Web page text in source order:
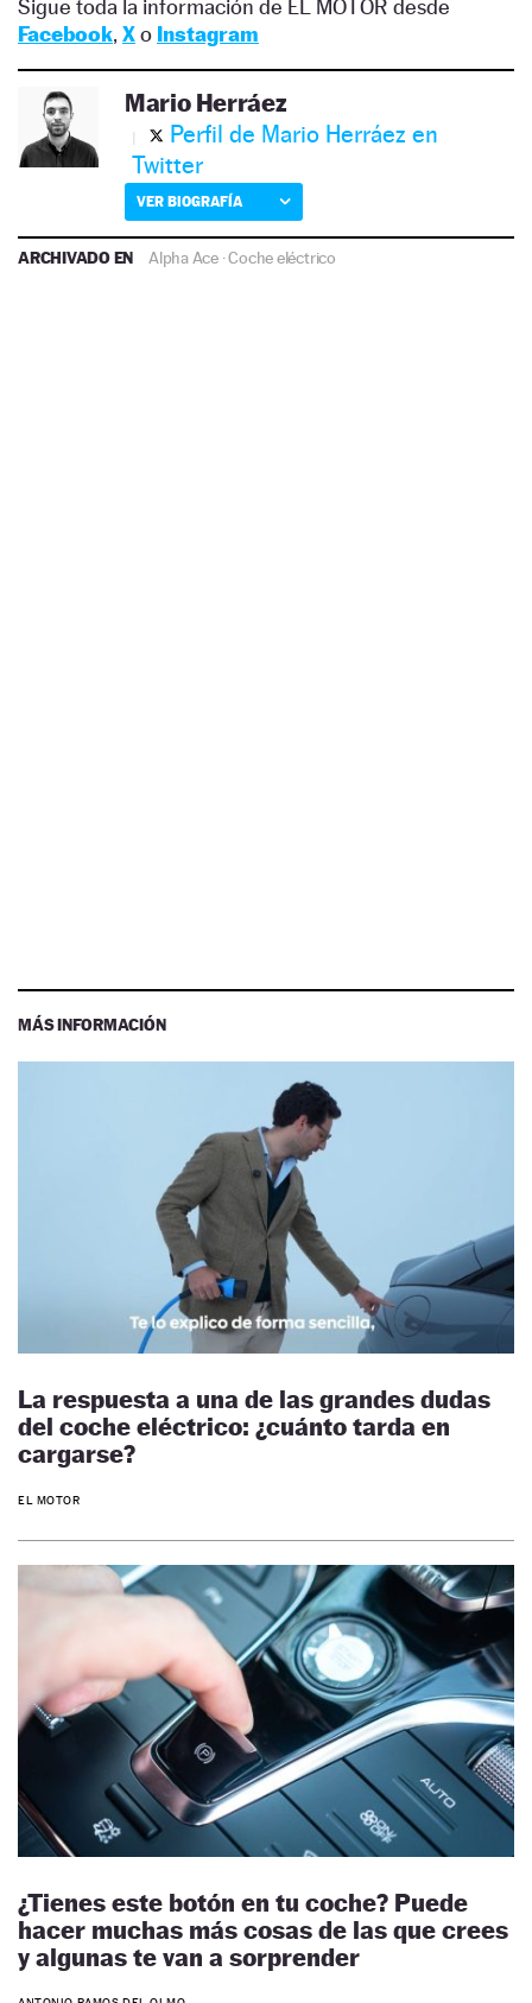
Sigue toda la información de EL MOTOR desde
Facebook, Xo Instagram
Mario Herráez
Perfil de Mario Herráez en
Twitter
VER BIOGRAFÍA
ARCHIVADO EN Alpha Ace·Coche eléctrico
MÁS INFORMACIÓN
La respuesta a una de las grandes dudas
del coche eléctrico: ¿cuánto tarda en
cargarse?
EL MOTOR
¿Tienes este botón en tu coche? Puede
hacer muchas más cosas de las que crees
y algunas te van a sorprender